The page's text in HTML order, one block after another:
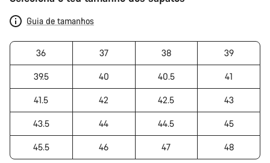
Guia de tamanhos
36 37 38 39
39.5 40 40.5 41
41.5 42 42.5 43
43.5 44 44.5 45
45.5 46 47 48